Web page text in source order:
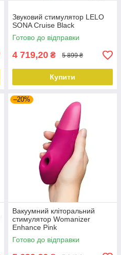
Звуковий стимулятор LELO
SONA Cruise Black
Готово до відправки
4 719,20 ₴ 5 899 ₴
Купити
–20%
Вакуумний кліторальний
стимулятор Womanizer
Enhance Pink
Готово до відправки